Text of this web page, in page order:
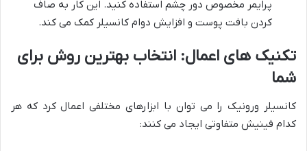
پرایمر مخصوص دور چشم استفاده کنید. این کار به صاف
کردن بافت پوست و افزایش دوام کانسیلر کمک می کند.
تکنیک های اعمال: انتخاب بهترین روش برای
شما
کانسیلر ورونیک را می توان با ابزارهای مختلفی اعمال کرد که هر
کدام فینیش متفاوتی ایجاد می کنند: